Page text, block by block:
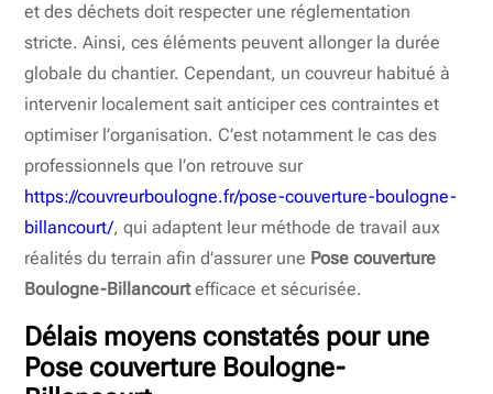
et des déchets doit respecter une réglementation
stricte. Ainsi, ces éléments peuvent allonger la durée
globale du chantier. Cependant, un couvreur habitué à
intervenir localement sait anticiper ces contraintes et
optimiser l’organisation. C’est notamment le cas des
professionnels que l’on retrouve sur
https://couvreurboulogne.fr/pose-couverture-boulogne-
billancourt/, qui adaptent leur méthode de travail aux
réalités du terrain afin d’assurer une Pose couverture
Boulogne-Billancourtefficace et sécurisée.
Délais moyens constatés pour une
Pose couverture Boulogne-